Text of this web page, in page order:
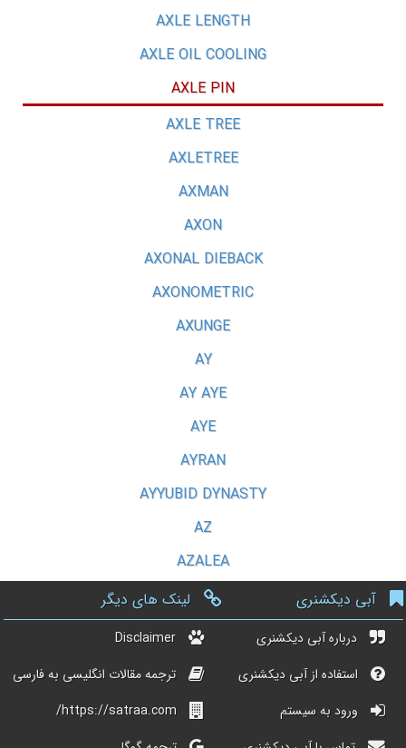
AXLE LENGTH
AXLE OIL COOLING
AXLE PIN
AXLE TREE
AXLETREE
AXMAN
AXON
AXONAL DIEBACK
AXONOMETRIC
AXUNGE
AY
AY AYE
AYE
AYRAN
AYYUBID DYNASTY
AZ
AZALEA
آبی دیکشنری
درباره آبی دیکشنری
استفاده از آبی دیکشنری
ورود به سیستم
لینک های دیگر
Disclaimer
ترجمه مقالات انگلیسی به فارسی
https://satraa.com/